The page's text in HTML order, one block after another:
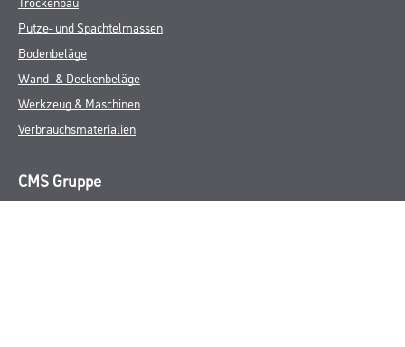
Putze- und Spachtelmassen
Bodenbeläge
Wand- & Deckenbeläge
Werkzeug & Maschinen
Verbrauchsmaterialien
CMS Gruppe